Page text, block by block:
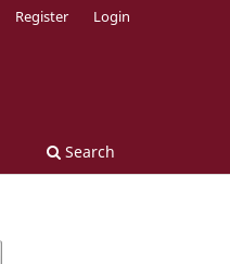
Search
Register Login